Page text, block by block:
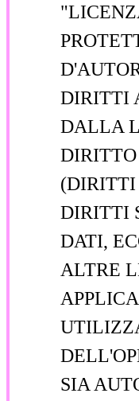
DIRITTI
DALLA
(DIRITTI
DIRITTI
DATI,
ALTRE
SIA